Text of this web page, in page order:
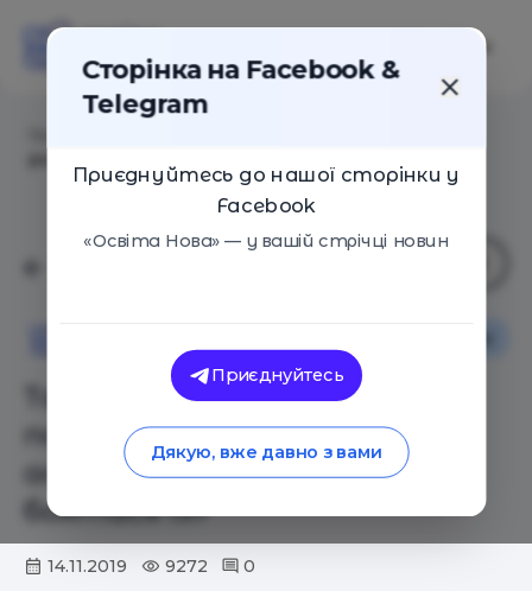
Таня Поставна: «Дітям
потрібно розуміти різні
аспекти життя, щоб не
боятися їх»
14.11.2019 9272 0
Сторінка на Facebook &
Telegram
Приєднуйтесь до нашої сторінки у
Facebook
«Освіта Нова» — у вашій стрічці новин
Приєднуйтесь
Дякую, вже давно з вами